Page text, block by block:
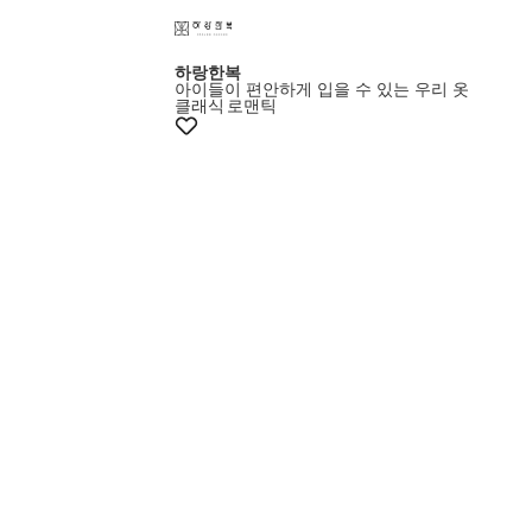
하랑한복
아이들이 편안하게 입을 수 있는 우리 옷
클래식 로맨틱